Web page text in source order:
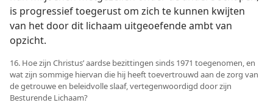
is progressief toegerust om zich te kunnen kwijten
van het door dit lichaam uitgeoefende ambt van
opzicht.
16. Hoe zijn Christus’ aardse bezittingen sinds 1971 toegenomen, en
wat zijn sommige hiervan die hij heeft toevertrouwd aan de zorg van
de getrouwe en beleidvolle slaaf, vertegenwoordigd door zijn
Besturende Lichaam?